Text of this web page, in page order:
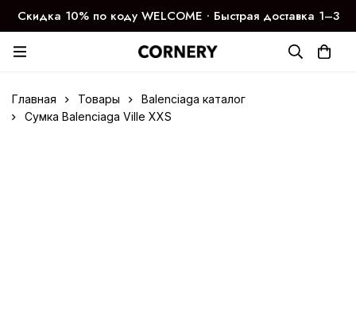
Скидка 10% по коду WELCOME ∙ Быстрая доставка 1–3
дня
Главная Товары
Balenciaga каталог
Сумка Balenciaga Ville XXS